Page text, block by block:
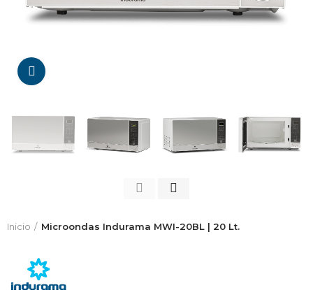
Inicio Microondas Indurama MWI-20BL | 20 Lt.